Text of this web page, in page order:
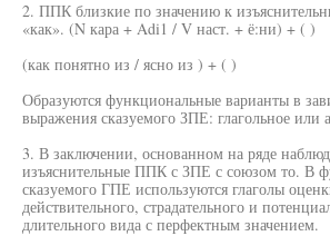
2. ППК близкие по значению к
«как». (N кара + Adi1 / V наст. + ё:ни) + ( )
(как понятно из / ясно из ) + ( )
Образуются функциональные варианты в
выражения сказуемого ЗПЕ: глагольное или
3. В заключении, основанном на ряде
изъяснительные ППК с ЗПЕ с союзом то. В
сказуемого ГПЕ используются глаголы
действительного, страдательного и
длительного вида с перфектным значением.